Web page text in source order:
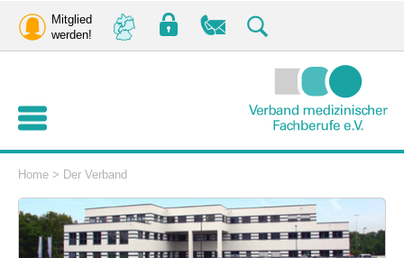
Mitglied
werden!
Home > Der Verband